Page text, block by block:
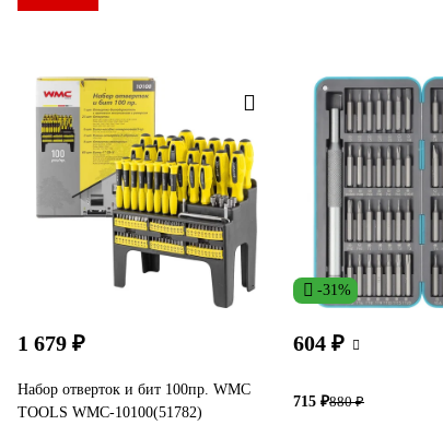
1 679 ₽
Набор отверток и бит 100пр. WMC
TOOLS WMC-10100(51782)
-31%
604 ₽
715 ₽880 ₽